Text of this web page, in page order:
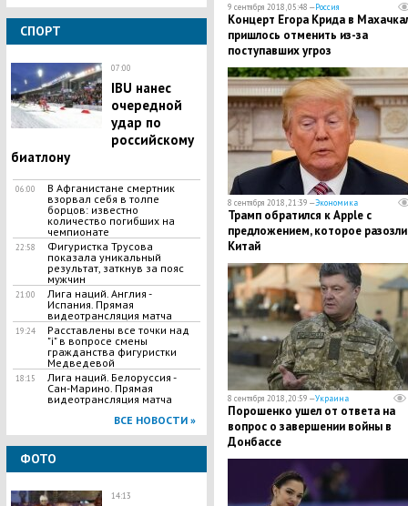
СПОРТ
07:00
IBU нанес
очередной
удар по
российскому
биатлону
06:00
В Афганистане смертник
взорвал себя в толпе
борцов: известно
количество погибших на
чемпионате
22:58
Фигуристка Трусова
показала уникальный
результат, заткнув за пояс
мужчин
21:00
Лига наций. Англия -
Испания. Прямая
видеотрансляция матча
19:24
Расставлены все точки над
"і" в вопросе смены
гражданства фигуристки
Медведевой
18:15
Лига наций. Белоруссия -
Сан-Марино. Прямая
видеотрансляция матча
ВСЕ НОВОСТИ »
ФОТО
14:13
9 сентября 2018, 05:48 —Россия
Концерт Егора Крида в
пришлось отменить из-за
поступавших угроз
8 сентября 2018, 21:39 —Экономика
Трамп обратился к Apple с
предложением, которое
Китай
8 сентября 2018, 20:59 —Украина
Порошенко ушел от ответа на
вопрос о завершении войны в
Донбассе